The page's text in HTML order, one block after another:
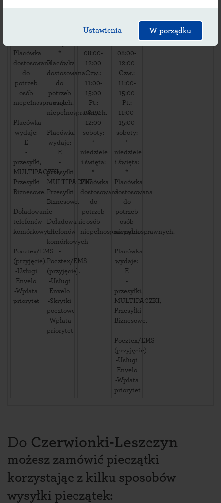
Ustawienia W porządku
Placówka
dostosowana
do
potrzeb
osób
niepełnosprawnych.
-
Placówka
wydaje:
E
-
przesyłki,
MULTIPACZKI,
Przesyłki
Biznesowe.
-
Doładowanie
telefonów
komórkowych
-
Pocztex/EMS
(przyjęcie).
-Usługi
Envelo
-Wpłata
priorytet
*
Placówka
dostosowana
do
potrzeb
osób
niepełnosprawnych.
-
Placówka
wydaje:
E
-
przesyłki,
MULTIPACZKI,
Przesyłki
Biznesowe.
-
Doładowanie
telefonów
komórkowych
-
Pocztex/EMS
(przyjęcie).
-Usługi
Envelo
-Skrytki
pocztowe
-Wpłata
priorytet
12:00
08:00-
12:00
Czw.:
11:00-
15:00
Pt.:
08:00-
12:00
soboty:
*
niedziele
i święta:
*
Placówka
dostosowana
do
potrzeb
osób
niepełnosprawnych.
12:00
08:00-
12:00
Czw.:
11:00-
15:00
Pt.:
11:00-
15:00
soboty:
*
niedziele
i święta:
*
Placówka
dostosowana
do
potrzeb
osób
niepełnosprawnych.
-
Placówka
wydaje:
E
-
przesyłki,
MULTIPACZKI,
Przesyłki
Biznesowe.
-
Pocztex/EMS
(przyjęcie).
-Usługi
Envelo
-Wpłata
priorytet
Do Czerwionki-Leszczyn
możesz zamówić pieczątki
korzystając z kilku sposobów
wysyłki pieczątek: